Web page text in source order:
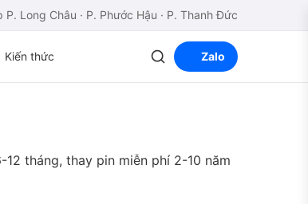
P. Long Châu · P. Phước Hậu · P. Thanh Đức
Kiến thức Zalo
12 tháng, thay pin miễn phí 2-10 năm